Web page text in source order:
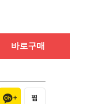
바로구매